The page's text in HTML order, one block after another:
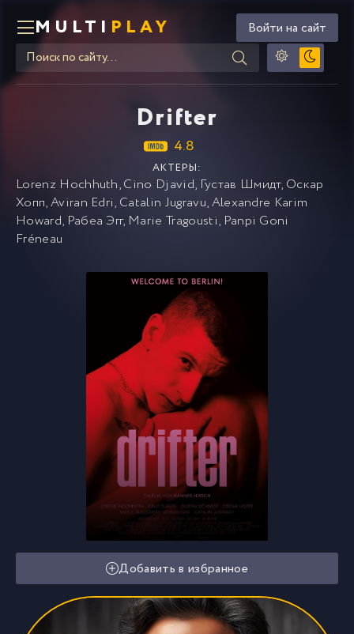
MULTI PLAY Войти на сайт
Drifter
4.8
АКТЕРЫ:
Lorenz Hochhuth,Cino Djavid, Густав Шмидт, Оскар
Хопп,Aviran Edri, Catalin Jugravu,Alexandre Karim
Howard, Рабеа Эгг, Marie Tragousti, Panpi Goni
Fréneau
Добавить в избранное